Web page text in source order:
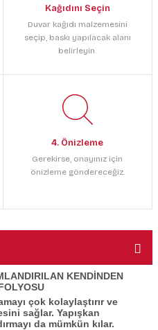
Kağıdını Seçin
Duvar kağıdı malzemesini
seçip, baskı yapılacak alanı
belirleyin.
4. Önizleme
Gerekirse, onayınız için
önizleme göndereceğiz.
KENDİNDEN
çok kolaylaştırır ve
sağlar. Yapışkan
da mümkün kılar.